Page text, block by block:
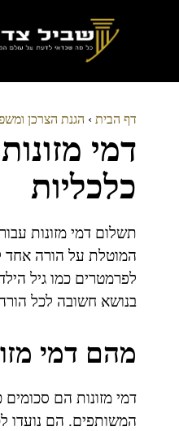
דף הבית › הגנת הצרכן
דמי
כלכליות
תשלום דמי מזונות
המוטלת על הורה אחד
לפרמטרים כמו גיל
בנושא חשובה לכל
מהם דמי
דמי מזונות הם
המשותפים. הם נועדו